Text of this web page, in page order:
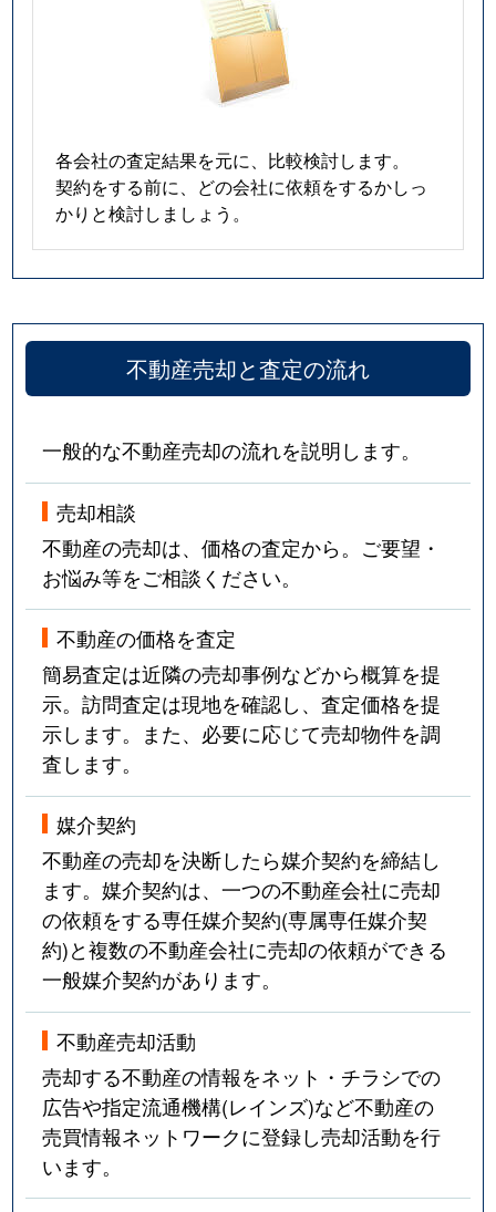
各会社の査定結果を元に、比較検討します。
契約をする前に、どの会社に依頼をするかしっ
かりと検討しましょう。
不動産売却と査定の流れ
一般的な不動産売却の流れを説明します。
売却相談
不動産の売却は、価格の査定から。ご要望・
お悩み等をご相談ください。
不動産の価格を査定
簡易査定は近隣の売却事例などから概算を提
示。訪問査定は現地を確認し、査定価格を提
示します。また、必要に応じて売却物件を調
査します。
媒介契約
不動産の売却を決断したら媒介契約を締結し
ます。媒介契約は、一つの不動産会社に売却
の依頼をする専任媒介契約(専属専任媒介契
約)と複数の不動産会社に売却の依頼ができる
一般媒介契約があります。
不動産売却活動
売却する不動産の情報をネット・チラシでの
広告や指定流通機構(レインズ)など不動産の
売買情報ネットワークに登録し売却活動を行
います。